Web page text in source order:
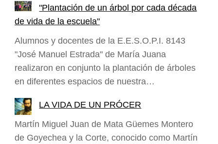
"Plantación de un árbol por cada década
de vida de la escuela"
Alumnos y docentes de la E.E.S.O.P.I. 8143
"José Manuel Estrada" de María Juana
realizaron en conjunto la plantación de árboles
en diferentes espacios de nuestra…
LA VIDA DE UN PRÓCER
Martín Miguel Juan de Mata Güemes Montero
de Goyechea y la Corte, conocido como Martín